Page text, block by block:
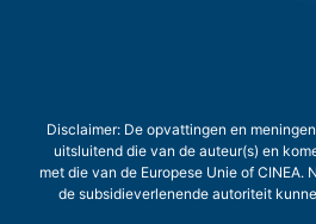
Disclaimer: De opvattingen en
uitsluitend die van de auteur(s) en
met die van de Europese Unie of CINEA.
de subsidieverlenende autoriteit